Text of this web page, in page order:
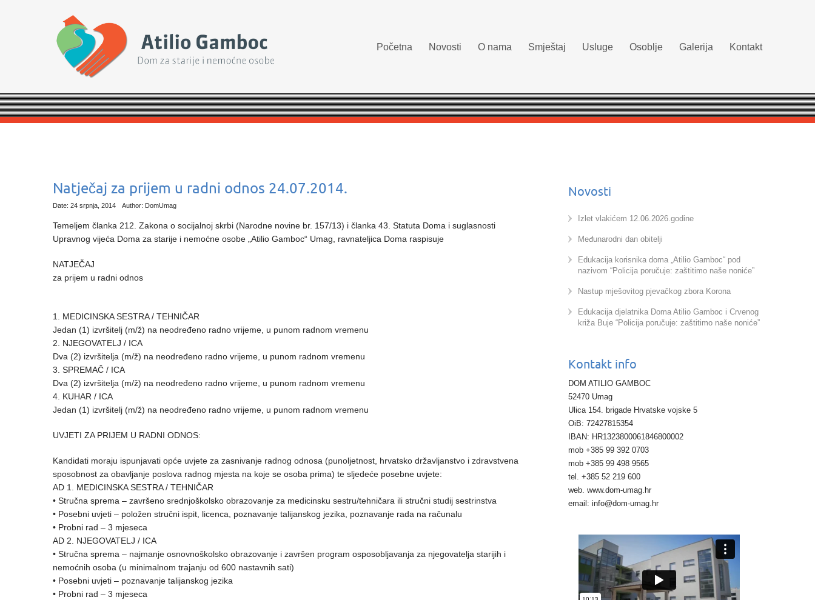
Početna Novosti O nama Smještaj Usluge Osoblje Galerija Kontakt
Natječaj za prijem u radni odnos 24.07.2014.
Date: 24 srpnja, 2014 Author: DomUmag
Temeljem članka 212. Zakona o socijalnoj skrbi (Narodne novine br. 157/13) i članka 43. Statuta Doma i suglasnosti
Upravnog vijeća Doma za starije i nemoćne osobe „Atilio Gamboc“ Umag, ravnateljica Doma raspisuje
NATJEČAJ
za prijem u radni odnos
1. MEDICINSKA SESTRA / TEHNIČAR
Jedan (1) izvršitelj (m/ž) na neodređeno radno vrijeme, u punom radnom vremenu
2. NJEGOVATELJ / ICA
Dva (2) izvršitelja (m/ž) na neodređeno radno vrijeme, u punom radnom vremenu
3. SPREMAČ / ICA
Dva (2) izvršitelja (m/ž) na neodređeno radno vrijeme, u punom radnom vremenu
4. KUHAR / ICA
Jedan (1) izvršitelj (m/ž) na neodređeno radno vrijeme, u punom radnom vremenu
UVJETI ZA PRIJEM U RADNI ODNOS:
Kandidati moraju ispunjavati opće uvjete za zasnivanje radnog odnosa (punoljetnost, hrvatsko državljanstvo i zdravstvena
sposobnost za obavljanje poslova radnog mjesta na koje se osoba prima) te sljedeće posebne uvjete:
AD 1. MEDICINSKA SESTRA / TEHNIČAR
• Stručna sprema – završeno srednjoškolsko obrazovanje za medicinsku sestru/tehničara ili stručni studij sestrinstva
• Posebni uvjeti – položen stručni ispit, licenca, poznavanje talijanskog jezika, poznavanje rada na računalu
• Probni rad – 3 mjeseca
AD 2. NJEGOVATELJ / ICA
• Stručna sprema – najmanje osnovnoškolsko obrazovanje i završen program osposobljavanja za njegovatelja starijih i
nemoćnih osoba (u minimalnom trajanju od 600 nastavnih sati)
• Posebni uvjeti – poznavanje talijanskog jezika
• Probni rad – 3 mjeseca
Novosti
Izlet vlakićem 12.06.2026.godine
Međunarodni dan obitelji
Edukacija korisnika doma „Atilio Gamboc“ pod
nazivom “Policija poručuje: zaštitimo naše noniće”
Nastup mješovitog pjevačkog zbora Korona
Edukacija djelatnika Doma Atilio Gamboc i Crvenog
križa Buje “Policija poručuje: zaštitimo naše noniće”
Kontakt info
DOM ATILIO GAMBOC
52470 Umag
Ulica 154. brigade Hrvatske vojske 5
OiB: 72427815354
IBAN: HR1323800061846800002
mob +385 99 392 0703
mob +385 99 498 9565
tel. +385 52 219 600
web. www.dom-umag.hr
email: info@dom-umag.hr